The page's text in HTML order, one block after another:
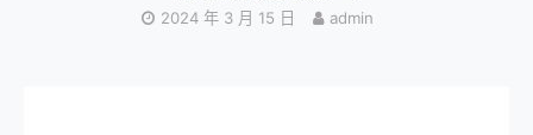
2024 年 3 月 15 日 admin